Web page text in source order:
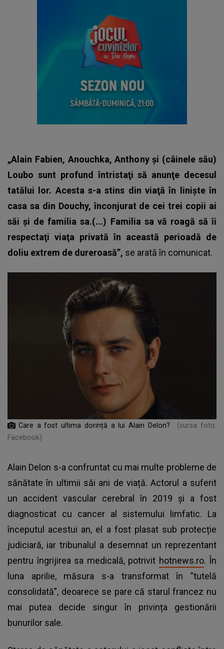
„Alain Fabien, Anouchka, Anthony şi (câinele său)
Loubo sunt profund întristaţi să anunţe decesul
tatălui lor. Acesta s-a stins din viaţă în linişte în
casa sa din Douchy, înconjurat de cei trei copii ai
săi şi de familia sa.(...) Familia sa vă roagă să îi
respectaţi viaţa privată în această perioadă de
doliu extrem de dureroasă”, se arată în comunicat.
Care a fost ultima dorință a lui Alain Delon?
(sursa foto:
Facebook)
Alain Delon s-a confruntat cu mai multe probleme de
sănătate în ultimii săi ani de viață. Actorul a suferit
un accident vascular cerebral în 2019 și a fost
diagnosticat cu cancer al sistemului limfatic. La
începutul acestui an, el a fost plasat sub protecție
judiciară, iar tribunalul a desemnat un reprezentant
pentru îngrijirea sa medicală, potrivit hotnews.ro. În
luna aprilie, măsura s-a transformat în ”tutelă
consolidată”, deoarece se pare că starul francez nu
mai putea decide singur în privința gestionării
bunurilor sale.